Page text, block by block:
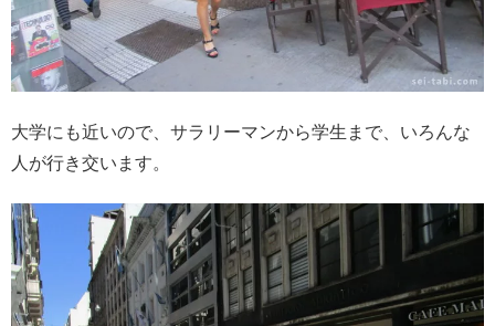
大学にも近いので、サラリーマンから学生まで、いろんな
人が行き交います。